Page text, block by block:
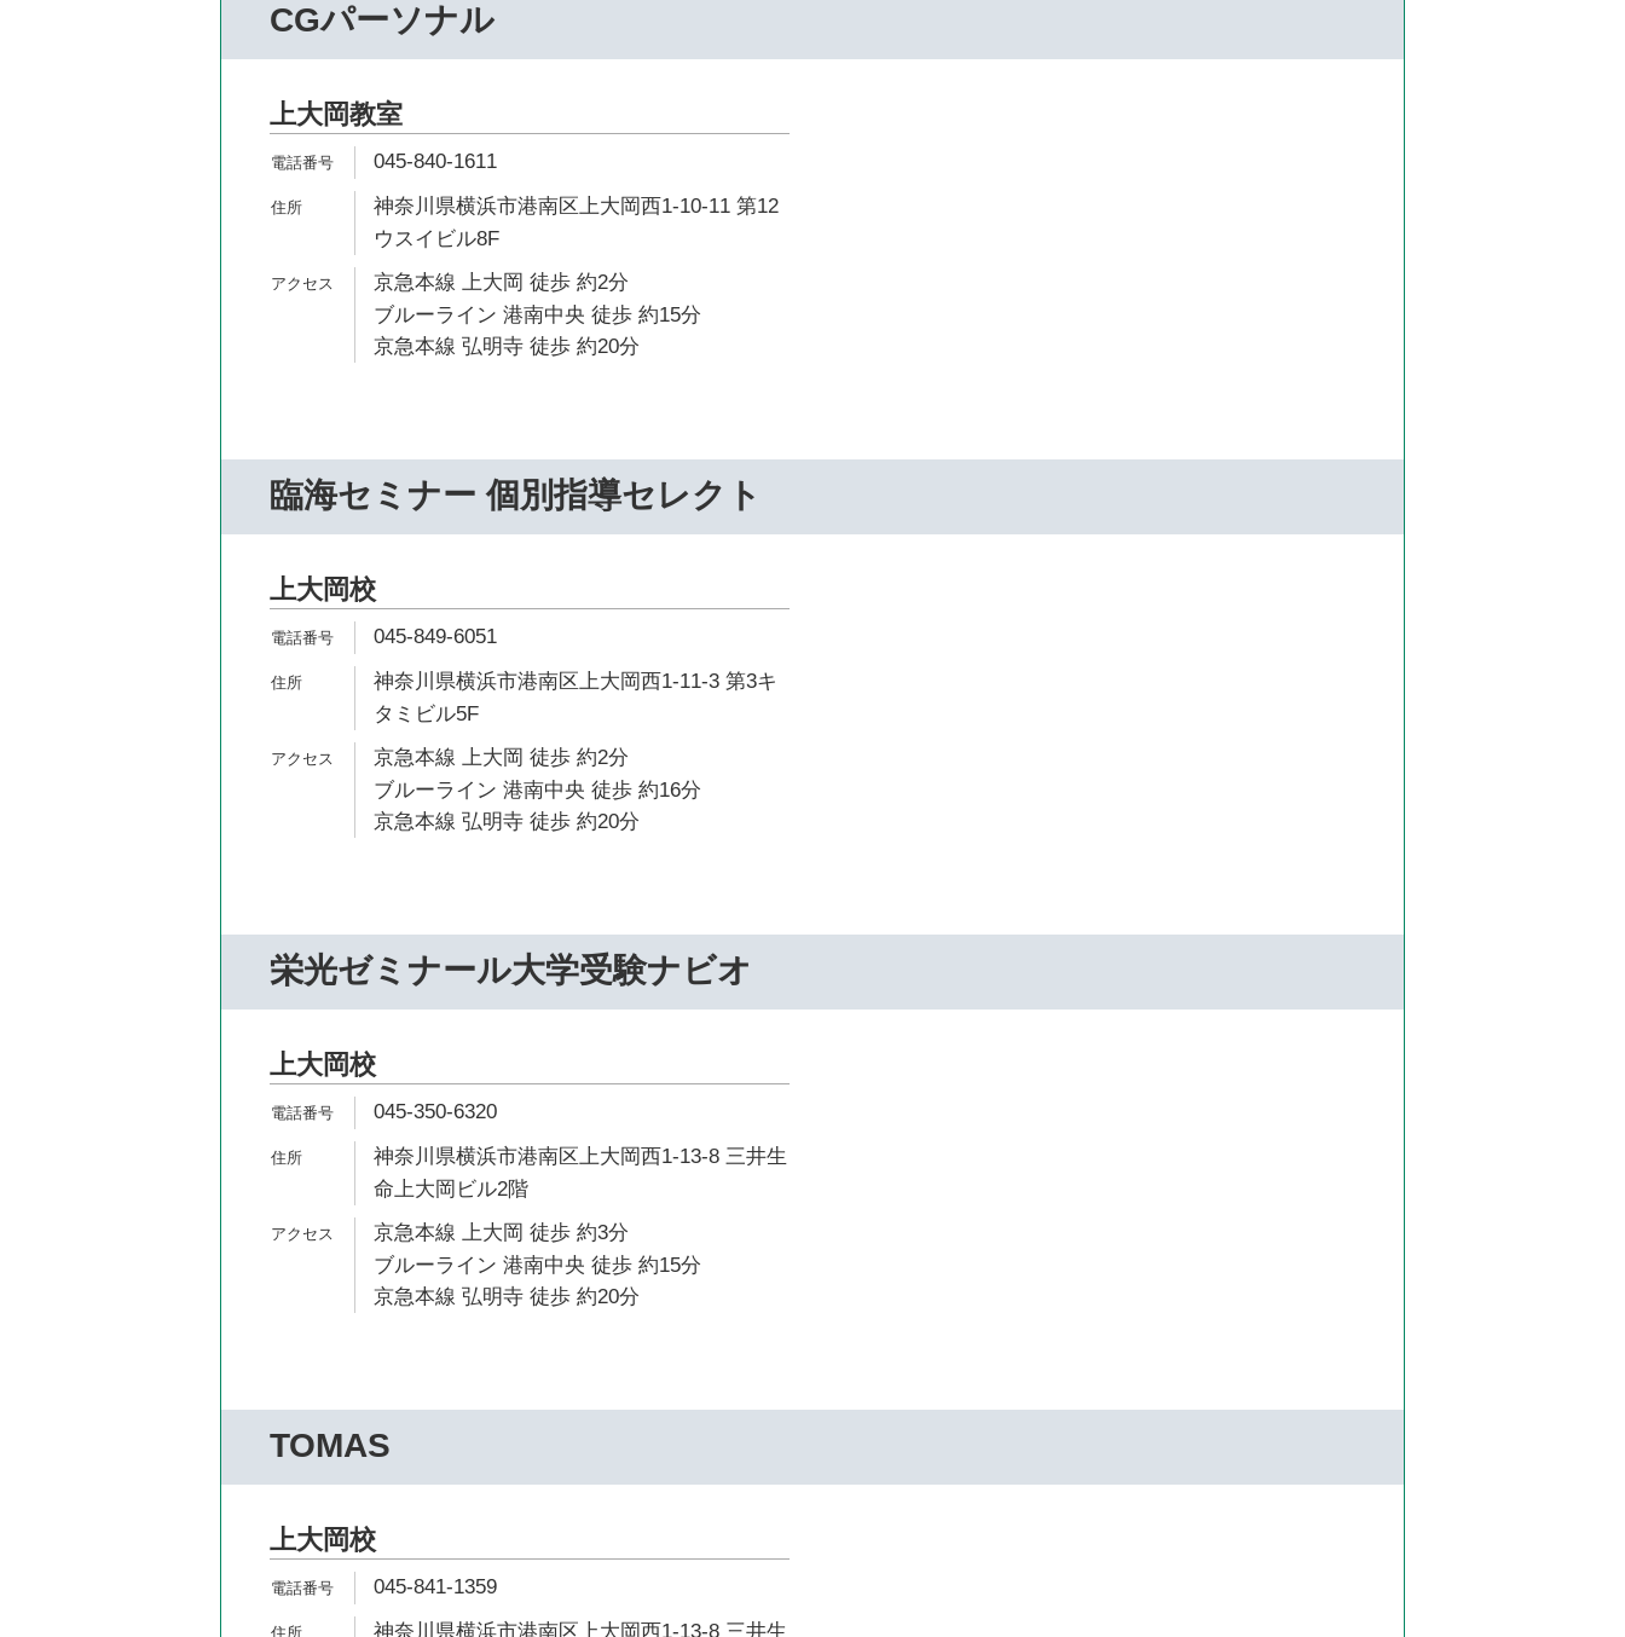
CGパーソナル
上大岡教室
045-840-1611
神奈川県横浜市港南区上大岡西1-10-11 第12
ウスイビル8F
京急本線 上大岡 徒歩 約2分
ブルーライン 港南中央 徒歩 約15分
京急本線 弘明寺 徒歩 約20分
臨海セミナー 個別指導セレクト
上大岡校
045-849-6051
神奈川県横浜市港南区上大岡西1-11-3 第3キ
タミビル5F
京急本線 上大岡 徒歩 約2分
ブルーライン 港南中央 徒歩 約16分
京急本線 弘明寺 徒歩 約20分
栄光ゼミナール大学受験ナビオ
上大岡校
045-350-6320
神奈川県横浜市港南区上大岡西1-13-8 三井生
命上大岡ビル2階
京急本線 上大岡 徒歩 約3分
ブルーライン 港南中央 徒歩 約15分
京急本線 弘明寺 徒歩 約20分
TOMAS
上大岡校
045-841-1359
神奈川県横浜市港南区上大岡西1-13-8 三井生